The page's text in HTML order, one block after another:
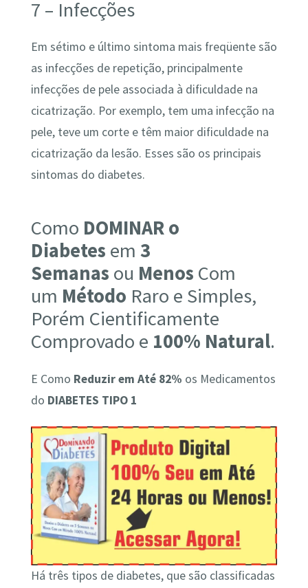
7 – Infecções
Em sétimo e último sintoma mais freqüente são
as infecções de repetição, principalmente
infecções de pele associada à dificuldade na
cicatrização. Por exemplo, tem uma infecção na
pele, teve um corte e têm maior dificuldade na
cicatrização da lesão. Esses são os principais
sintomas do diabetes.
Como DOMINARo
Diabetes em 3
Semanas ou Menos Com
um Método Raro e Simples,
Porém Cientificamente
Comprovado e 100% Natural.
E Como Reduzir em Até 82% os Medicamentos
do DIABETES TIPO 1
Há três tipos de diabetes, que são classificadas